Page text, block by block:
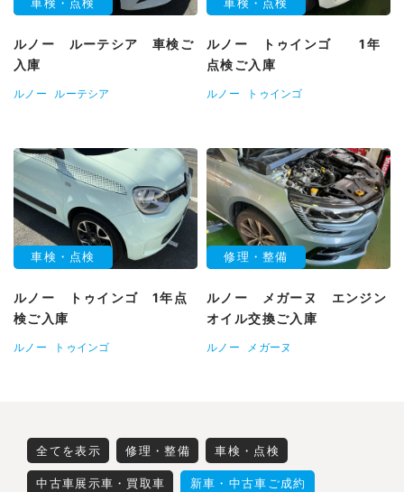
車検・点検
ルノー ルーテシア 車検ご
入庫
ルノー ルーテシア
車検・点検
ルノー トゥインゴ 1年
点検ご入庫
ルノー トゥインゴ
車検・点検
ルノー トゥインゴ 1年点
検ご入庫
ルノー トゥインゴ
修理・整備
ルノー メガーヌ エンジン
オイル交換ご入庫
ルノー メガーヌ
全てを表示 修理・整備 車検・点検
中古車展示車・買取車 新車・中古車ご成約